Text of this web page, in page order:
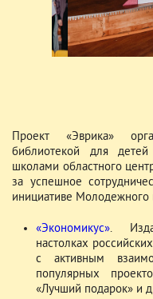
Проект «Эврика»
библиотекой для
школами областного
за успешное
инициативе Молодежного
«Экономикус».
настолках
с активным
популярных
«Лучший подарок» и